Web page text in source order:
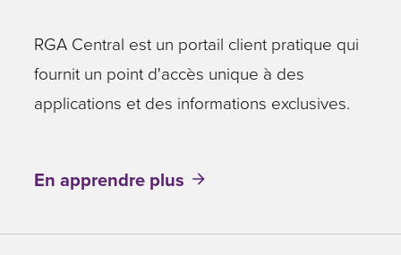
RGA Central est un portail client pratique qui
fournit un point d'accès unique à des
applications et des informations exclusives.
En apprendre plus